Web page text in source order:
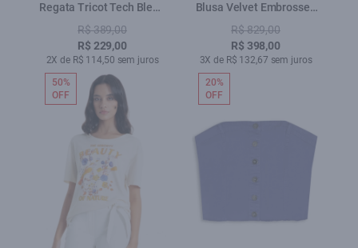
Regata Tricot Tech Blend
Texture Dark Navy
R$ 389,00
R$ 229,00
2X de R$ 114,50 sem juros
Blusa Velvet Embrossed
Preto
R$ 829,00
R$ 398,00
3X de R$ 132,67 sem juros
50%
OFF
20%
OFF